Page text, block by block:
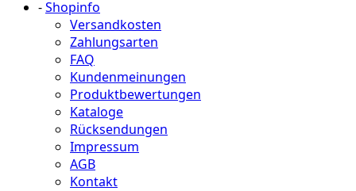
-Shopinfo
Versandkosten
Zahlungsarten
FAQ
Kundenmeinungen
Produktbewertungen
Kataloge
Rücksendungen
Impressum
AGB
Kontakt